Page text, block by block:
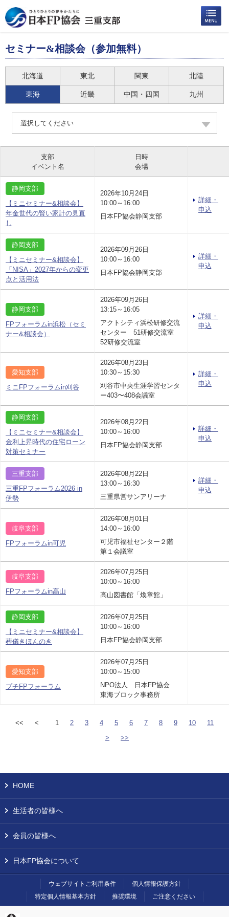
セミナー&相談会（参加無料）
北海道 東北 関東 北陸
東海 近畿 中国・四国 九州
選択してください
支部
イベント名
日時
会場
静岡支部
【ミニセミナー&相談会】
年金世代の賢い家計の見直
し
2026年10月24日
10:00～16:00
日本FP協会静岡支部
詳細・
申込
静岡支部
【ミニセミナー&相談会】
「NISA」2027年からの変更
点と活用法
2026年09月26日
10:00～16:00
日本FP協会静岡支部
詳細・
申込
静岡支部
FPフォーラムin浜松（セミ
ナー&相談会）
2026年09月26日
13:15～16:05
アクトシティ浜松研修交流
センター 51研修交流室
52研修交流室
詳細・
申込
愛知支部
ミニFPフォーラムin刈谷
2026年08月23日
10:30～15:30
刈谷市中央生涯学習センタ
ー403〜408会議室
詳細・
申込
静岡支部
【ミニセミナー&相談会】
金利上昇時代の住宅ローン
対策セミナー
2026年08月22日
10:00～16:00
日本FP協会静岡支部
詳細・
申込
三重支部
三重FPフォーラム2026 in
伊勢
2026年08月22日
13:00～16:30
三重県営サンアリーナ
詳細・
申込
岐阜支部
FPフォーラムin可児
2026年08月01日
14:00～16:00
可児市福祉センター２階
第１会議室
岐阜支部
FPフォーラムin高山
2026年07月25日
10:00～16:00
高山図書館「煥章館」
静岡支部
【ミニセミナー&相談会】
葬儀きほんのき
2026年07月25日
10:00～16:00
日本FP協会静岡支部
愛知支部
プチFPフォーラム
2026年07月25日
10:00～15:00
NPO法人 日本FP協会
東海ブロック事務所
<< < 1 2 3 4 5 6 7 8 9 10
11
>
>>
HOME
生活者の皆様へ
会員の皆様へ
日本FP協会について
ウェブサイトご利用条件
個人情報保護方針
特定個人情報基本方針
推奨環境 ご注意ください